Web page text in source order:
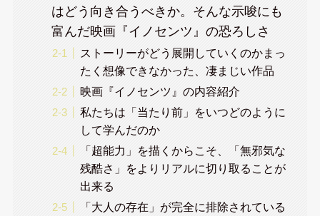
はどう向き合うべきか。そんな示唆にも
富んだ映画『イノセンツ』の恐ろしさ
ストーリーがどう展開していくのかまっ
たく想像できなかった、凄まじい作品
映画『イノセンツ』の内容紹介
私たちは「当たり前」をいつどのように
して学んだのか
「超能力」を描くからこそ、「無邪気な
残酷さ」をよりリアルに切り取ることが
出来る
「大人の存在」が完全に排除されている